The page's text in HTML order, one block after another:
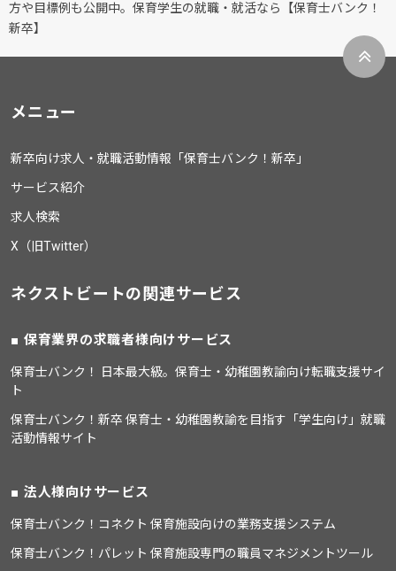
方や目標例も公開中。保育学生の就職・就活なら【保育士バンク！
新卒】
メニュー
新卒向け求人・就職活動情報「保育士バンク！新卒」
サービス紹介
求人検索
X（旧Twitter）
ネクストビートの関連サービス
保育業界の求職者様向けサービス
保育士バンク！ 日本最大級。保育士・幼稚園教諭向け転職支援サイ
ト
保育士バンク！新卒 保育士・幼稚園教諭を目指す「学生向け」就職
活動情報サイト
法人様向けサービス
保育士バンク！コネクト 保育施設向けの業務支援システム
保育士バンク！パレット 保育施設専門の職員マネジメントツール